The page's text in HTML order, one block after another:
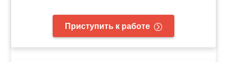
Приступить к работе